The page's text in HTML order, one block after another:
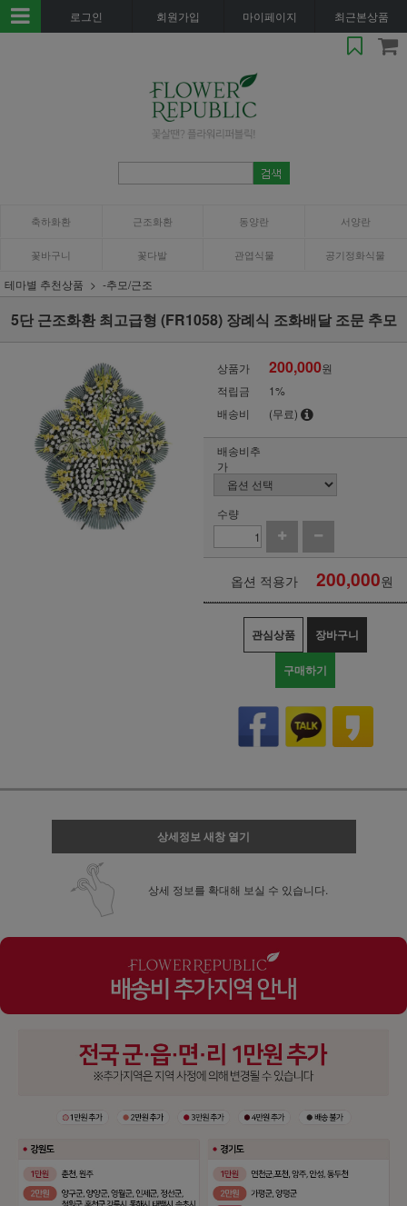
로그인 회원가입 마이페이지 최근본상품
축하화환 근조화환 동양란 서양란
꽃바구니 꽃다발 관엽식물 공기정화식물
테마별 추천상품 -추모/근조
5단 근조화환 최고급형 (FR1058) 장례식 조화배달 조문 추모
상품가 200,000원
적립금
1%
배송비
(무료)
배송비추
가
수량
옵션 적용가 200,000원
관심상품 장바구니
구매하기
상세정보 새창 열기
상세 정보를 확대해 보실 수 있습니다.